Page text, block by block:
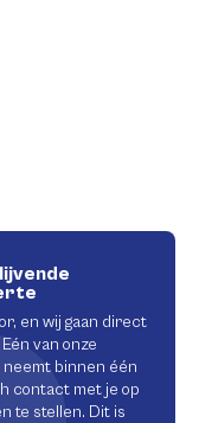
en wij gaan direct
van onze
binnen één
contact met je op
te stellen. Dit is